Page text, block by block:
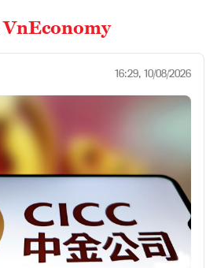
VnEconomy
16:29, 10/08/2026